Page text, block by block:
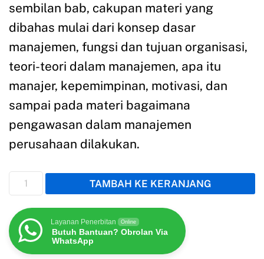
sembilan bab, cakupan materi yang
dibahas mulai dari konsep dasar
manajemen, fungsi dan tujuan organisasi,
teori-teori dalam manajemen, apa itu
manajer, kepemimpinan, motivasi, dan
sampai pada materi bagaimana
pengawasan dalam manajemen
perusahaan dilakukan.
TAMBAH KE KERANJANG
Layanan Penerbitan Online
Butuh Bantuan? Obrolan Via
WhatsApp